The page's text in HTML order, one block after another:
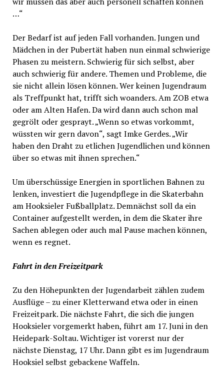
…“
Der Bedarf ist auf jeden Fall vorhanden. Jungen und
Mädchen in der Pubertät haben nun einmal schwierige
Phasen zu meistern. Schwierig für sich selbst, aber
auch schwierig für andere. Themen und Probleme, die
sie nicht allein lösen können. Wer keinen Jugendraum
als Treffpunkt hat, trifft sich woanders. Am ZOB etwa
oder am Alten Hafen. Da wird dann auch schon mal
gegrölt oder gesprayt. „Wenn so etwas vorkommt,
wüssten wir gern davon“, sagt Imke Gerdes. „Wir
haben den Draht zu etlichen Jugendlichen und können
über so etwas mit ihnen sprechen.“
Um überschüssige Energien in sportlichen Bahnen zu
lenken, investiert die Jugendpflege in die Skaterbahn
am Hooksieler Fußballplatz. Demnächst soll da ein
Container aufgestellt werden, in dem die Skater ihre
Sachen ablegen oder auch mal Pause machen können,
wenn es regnet.
Fahrt in den Freizeitpark
Zu den Höhepunkten der Jugendarbeit zählen zudem
Ausflüge – zu einer Kletterwand etwa oder in einen
Freizeitpark. Die nächste Fahrt, die sich die jungen
Hooksieler vorgemerkt haben, führt am 17. Juni in den
Heidepark-Soltau. Wichtiger ist vorerst nur der
nächste Dienstag, 17 Uhr. Dann gibt es im Jugendraum
Hooksiel selbst gebackene Waffeln.